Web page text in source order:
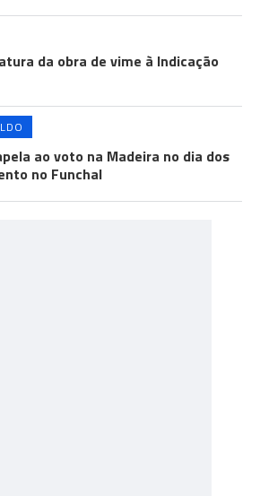
da obra de vime à Indicação
ao voto na Madeira no dia dos
no Funchal